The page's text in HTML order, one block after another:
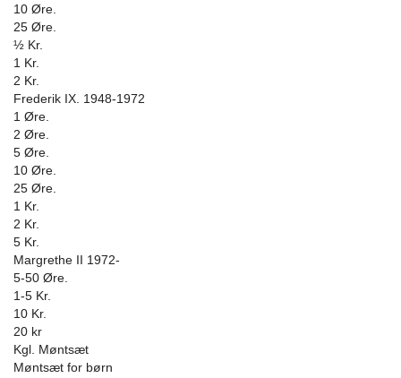
10 Øre.
25 Øre.
½ Kr.
1 Kr.
2 Kr.
Frederik IX. 1948-1972
1 Øre.
2 Øre.
5 Øre.
10 Øre.
25 Øre.
1 Kr.
2 Kr.
5 Kr.
Margrethe II 1972-
5-50 Øre.
1-5 Kr.
10 Kr.
20 kr
Kgl. Møntsæt
Møntsæt for børn